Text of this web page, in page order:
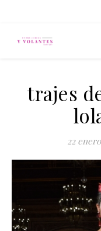
trajes
22